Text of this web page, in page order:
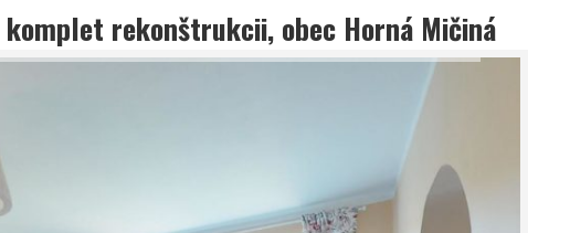
rekonštrukcii, obec Horná Mičiná